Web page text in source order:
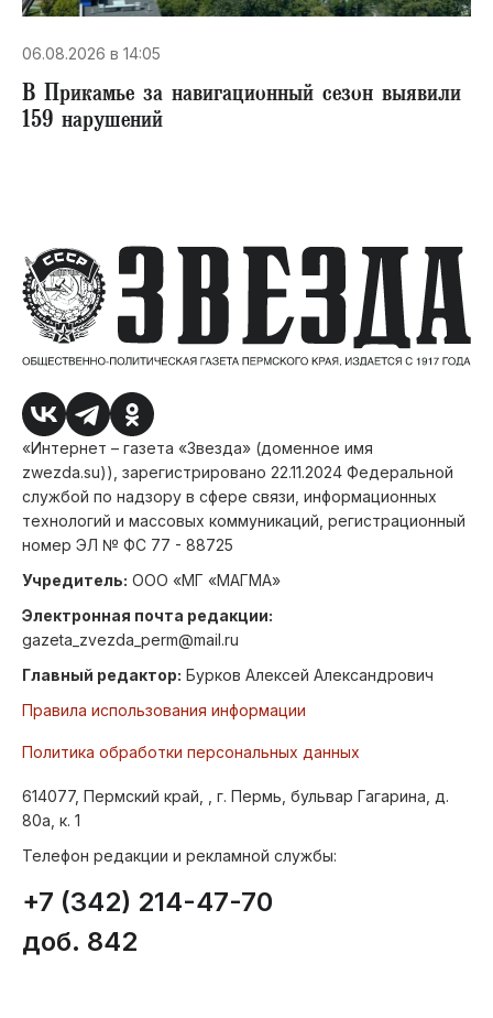
06.08.2026 в 14:05
В Прикамье за навигационный сезон выявили
159 нарушений
«Интернет – газета «Звезда» (доменное имя
zwezda.su)), зарегистрировано 22.11.2024 Федеральной
службой по надзору в сфере связи, информационных
технологий и массовых коммуникаций, регистрационный
номер ЭЛ № ФС 77 - 88725
Учредитель: ООО «МГ «МАГМА»
Электронная почта редакции:
gazeta_zvezda_perm@mail.ru
Главный редактор: Бурков Алексей Александрович
Правила использования информации
Политика обработки персональных данных
614077, Пермский край, , г. Пермь, бульвар Гагарина, д.
80а, к. 1
Телефон редакции и рекламной службы:
+7 (342) 214-47-70
доб. 842